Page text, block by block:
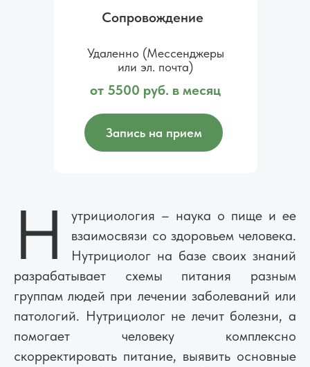
Удаленно (Мессенджеры
или эл. почта)
Запись на прием
от 5500 руб. в месяц
Сопровождение
Н
утрициология – наука о пище и ее
взаимосвязи со здоровьем человека.
Нутрициолог на базе своих знаний
разрабатывает схемы питания разным
группам людей при лечении заболеваний или
патологий. Нутрициолог не лечит болезни, а
помогает человеку комплексно
скорректировать питание, выявить основные